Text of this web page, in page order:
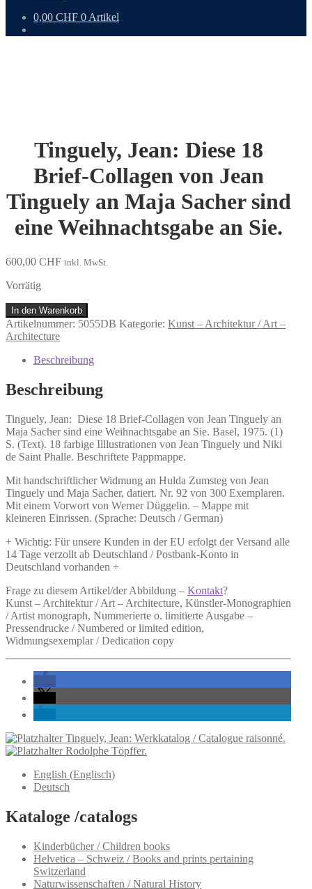
0,00 CHF 0 Artikel
Tinguely, Jean: Diese 18
Brief-Collagen von Jean
Tinguely an Maja Sacher sind
eine Weihnachtsgabe an Sie.
600,00 CHF inkl. MwSt.
Vorrätig
Tinguely,
Jean:
Diese
Brief-
von
Jean
an
Maja
Sacher
sind
Weihnachtsgabe
an
Sie.
Menge
In den Warenkorb
Artikelnummer: 5055DB Kategorie: Kunst – Architektur / Art –
Architecture
Beschreibung
Beschreibung
Tinguely, Jean: Diese 18 Brief-Collagen von Jean Tinguely an
Maja Sacher sind eine Weihnachtsgabe an Sie. Basel, 1975. (1)
S. (Text). 18 farbige Illlustrationen von Jean Tinguely und Niki
de Saint Phalle. Beschriftete Pappmappe.
Mit handschriftlicher Widmung an Hulda Zumsteg von Jean
Tinguely und Maja Sacher, datiert. Nr. 92 von 300 Exemplaren.
Mit einem Vorwort von Werner Düggelin. – Mappe mit
kleineren Einrissen. (Sprache: Deutsch / German)
+ Wichtig: Für unsere Kunden in der EU erfolgt der Versand alle
14 Tage verzollt ab Deutschland / Postbank-Konto in
Deutschland vorhanden +
Frage zu diesem Artikel/der Abbildung – Kontakt?
Kunst – Architektur / Art – Architecture, Künstler-Monographien
/ Artist monograph, Nummerierte o. limitierte Ausgabe –
Pressendrucke / Numbered or limited edition,
Widmungsexemplar / Dedication copy
Tinguely, Jean: Werkkatalog / Catalogue raisonné.
Rodolphe Töpffer.
English (Englisch)
Deutsch
Kataloge /catalogs
Kinderbücher / Children books
Helvetica – Schweiz / Books and prints pertaining
Switzerland
Naturwissenschaften / Natural History